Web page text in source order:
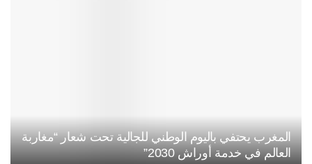
المغرب يحتفي باليوم الوطني للجالية تحت شعار “مغاربة
العالم في خدمة أوراش 2030”